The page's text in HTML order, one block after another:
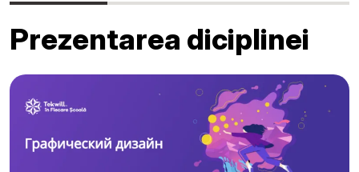
Prezentarea diciplinei